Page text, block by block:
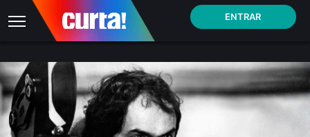
ENTRAR